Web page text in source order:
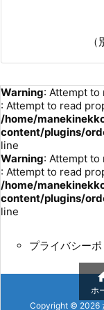
Warning: Attempt
: Attempt to read
/home/
content/plugins/
line
Warning: Attempt
: Attempt to read
/home/
content/plugins/
line
プライバシー
Copyright © 2026
ホ